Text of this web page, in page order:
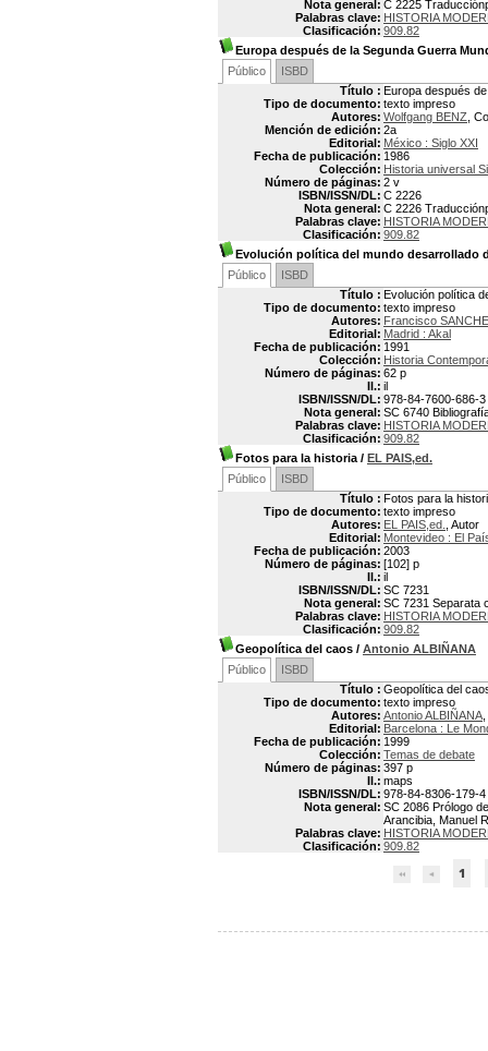
Nota general: C 2225
Palabras clave: HISTORIA
Clasificación: 909.82
Europa después de la Segunda Guerra
Público
ISBD
Título : Europa después
Tipo de documento: texto impreso
Autores: Wolfgang BENZ ,
Mención de edición: 2a
Editorial: México : Siglo XXI
Fecha de publicación: 1986
Colección: Historia universal
Número de páginas: 2 v
ISBN/ISSN/DL: C 2226
Nota general: C 2226
Palabras clave: HISTORIA
Clasificación: 909.82
Evolución política del mundo desarrollado
Público
ISBD
Título : Evolución política
Tipo de documento: texto impreso
Autores: Francisco
Editorial: Madrid : Akal
Fecha de publicación: 1991
Colección: Historia
Número de páginas: 62 p
Il.: il
ISBN/ISSN/DL: 978-84-7600-686-3
Nota general: SC 6740
Palabras clave: HISTORIA
Clasificación: 909.82
Fotos para la historia / EL PAIS,ed.
Público
ISBD
Título : Fotos para la
Tipo de documento: texto impreso
Autores: EL PAIS,ed.
, Autor
Editorial: Montevideo : El
Fecha de publicación: 2003
Número de páginas: [102] p
Il.: il
ISBN/ISSN/DL: SC 7231
Nota general: SC 7231 Separata
Palabras clave: HISTORIA
Clasificación: 909.82
Geopolítica del caos / Antonio ALBIÑANA
Público
ISBD
Título : Geopolítica del
Tipo de documento: texto impreso
Autores: Antonio ALBIÑANA
Editorial: Barcelona : Le
Fecha de publicación: 1999
Colección: Temas de debate
Número de páginas: 397 p
Il.: maps
ISBN/ISSN/DL: 978-84-8306-179-4
Nota general: SC 2086 Prólogo
Arancibia, Manuel
Palabras clave: HISTORIA
Clasificación: 909.82
1